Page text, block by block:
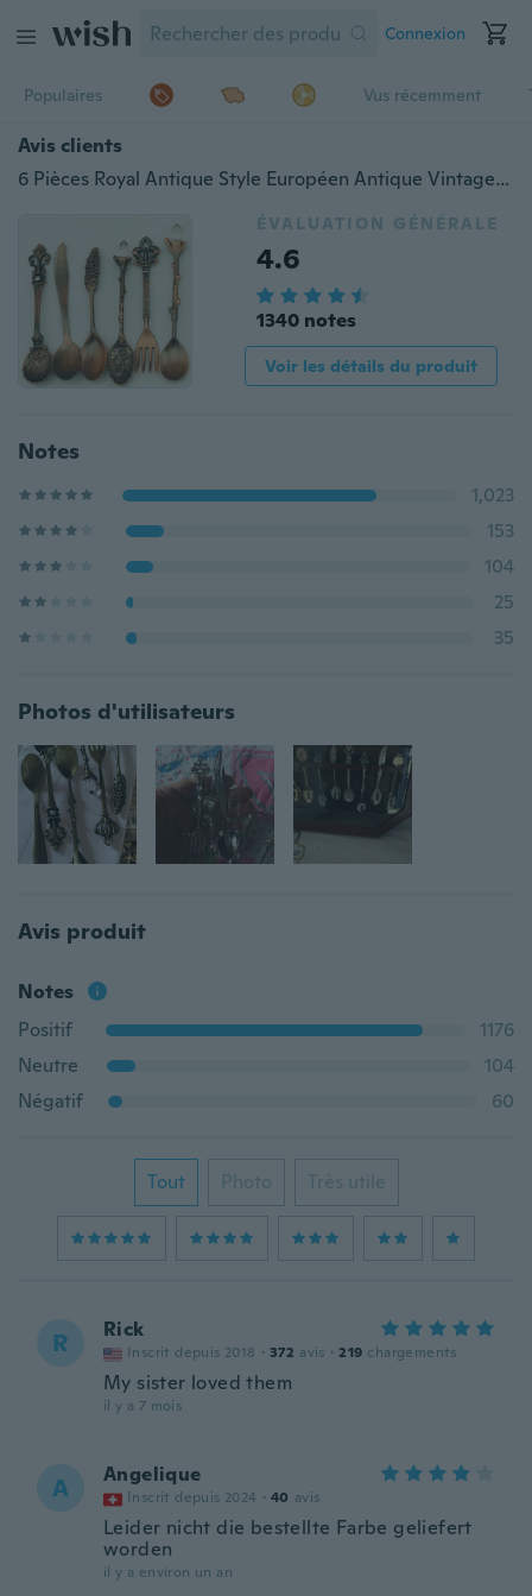
Connexion
Populaires Vus récemment
Avis clients
6 Pièces Royal Antique Style Européen Antique Vintage Fleur de Grenade Fleur de Grenade Sculptée Cuillère à Thé Cuillère à Café Couverts de Table
ÉVALUATION GÉNÉRALE
4.6
1340 notes
Voir les détails du produit
Notes
1,023
153
104
25
35
Photos d'utilisateurs
Avis produit
Notes
Positif
1176
Neutre
104
Négatif
60
Tout Photo Très utile
R Rick
Inscrit depuis 2018 · 372 avis · 219 chargements
My sister loved them
il y a 7 mois
A Angelique
Inscrit depuis 2024 · 40 avis
Leider nicht die bestellte Farbe geliefert
worden
il y a environ un an